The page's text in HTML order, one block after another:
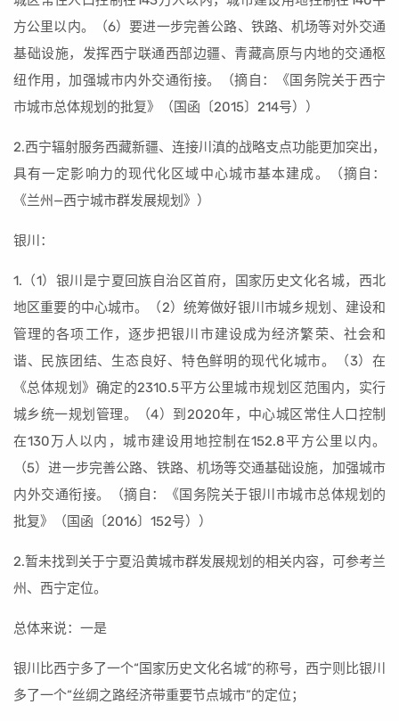
方公里以内。（6）要进一步完善公路、铁路、机场等对外交通
基础设施，发挥西宁联通西部边疆、青藏高原与内地的交通枢
纽作用，加强城市内外交通衔接。（摘自：《国务院关于西宁
市城市总体规划的批复》（国函〔2015〕214号））
2.西宁辐射服务西藏新疆、连接川滇的战略支点功能更加突出，
具有一定影响力的现代化区域中心城市基本建成。（摘自：
《兰州—西宁城市群发展规划》）
银川：
1.（1）银川是宁夏回族自治区首府，国家历史文化名城，西北
地区重要的中心城市。（2）统筹做好银川市城乡规划、建设和
管理的各项工作，逐步把银川市建设成为经济繁荣、社会和
谐、民族团结、生态良好、特色鲜明的现代化城市。（3）在
《总体规划》确定的2310.5平方公里城市规划区范围内，实行
城乡统一规划管理。（4）到2020年，中心城区常住人口控制
在130万人以内，城市建设用地控制在152.8平方公里以内。
（5）进一步完善公路、铁路、机场等交通基础设施，加强城市
内外交通衔接。（摘自：《国务院关于银川市城市总体规划的
批复》（国函〔2016〕152号））
2.暂未找到关于宁夏沿黄城市群发展规划的相关内容，可参考兰
州、西宁定位。
总体来说：一是
银川比西宁多了一个“国家历史文化名城”的称号，西宁则比银川
多了一个“丝绸之路经济带重要节点城市”的定位；